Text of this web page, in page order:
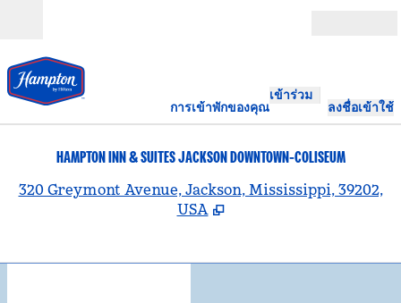
การเข้าพักของคุณ
เข้าร่วม
ลงชื่อเข้าใช้
HAMPTON INN & SUITES JACKSON DOWNTOWN-COLISEUM
320 Greymont Avenue, Jackson, Mississippi, 39202,
USA